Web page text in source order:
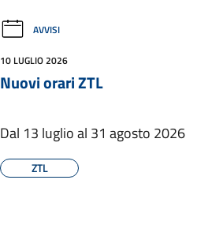
AVVISI
10 LUGLIO 2026
Nuovi orari ZTL
Dal 13 luglio al 31 agosto 2026
ZTL